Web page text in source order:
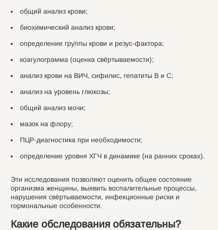
общий анализ крови;
биохимический анализ крови;
определение группы крови и резус-фактора;
коагулограмма (оценка свёртываемости);
анализ крови на ВИЧ, сифилис, гепатиты B и C;
анализ на уровень глюкозы;
общий анализ мочи;
мазок на флору;
ПЦР-диагностика при необходимости;
определение уровня ХГЧ в динамике (на ранних сроках).
Эти исследования позволяют оценить общее состояние
организма женщины, выявить воспалительные процессы,
нарушения свёртываемости, инфекционные риски и
гормональные особенности.
Какие обследования обязательны?